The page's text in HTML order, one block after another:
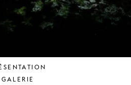
JEUNE
PUBLIC
SOUTENIR
GALERIE